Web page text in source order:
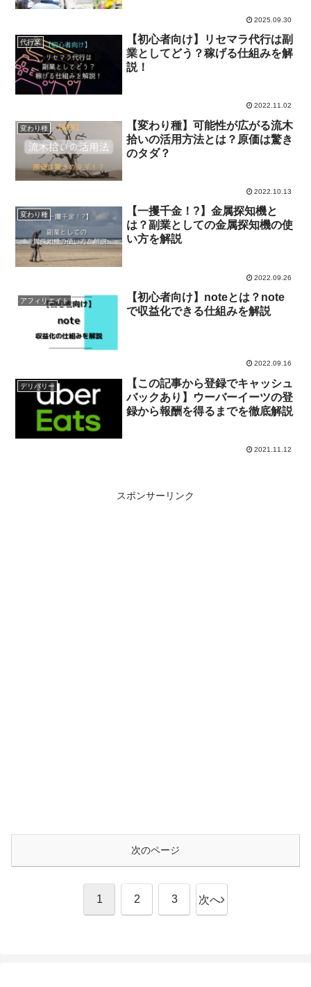
2025.09.30
代行業
【初心者向け】リセマラ代行は副
業としてどう？稼げる仕組みを解
説！
2022.11.02
変わり種
【変わり種】可能性が広がる流木
拾いの活用方法とは？原価は驚き
のタダ？
2022.10.13
変わり種
【一攫千金！?】金属探知機と
は？副業としての金属探知機の使
い方を解説
2022.09.26
アフィリエイト
【初心者向け】noteとは？note
で収益化できる仕組みを解説
2022.09.16
デリバリー
【この記事から登録でキャッシュ
バックあり】ウーバーイーツの登
録から報酬を得るまでを徹底解説
2021.11.12
スポンサーリンク
次のページ
1 2 3 次へ